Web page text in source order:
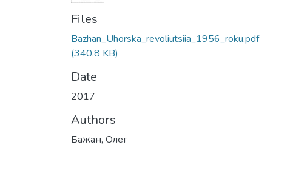
Files
Bazhan_Uhorska_revoliutsiia_1956_roku.pdf
(340.8 KB)
Date
2017
Authors
Бажан, Олег